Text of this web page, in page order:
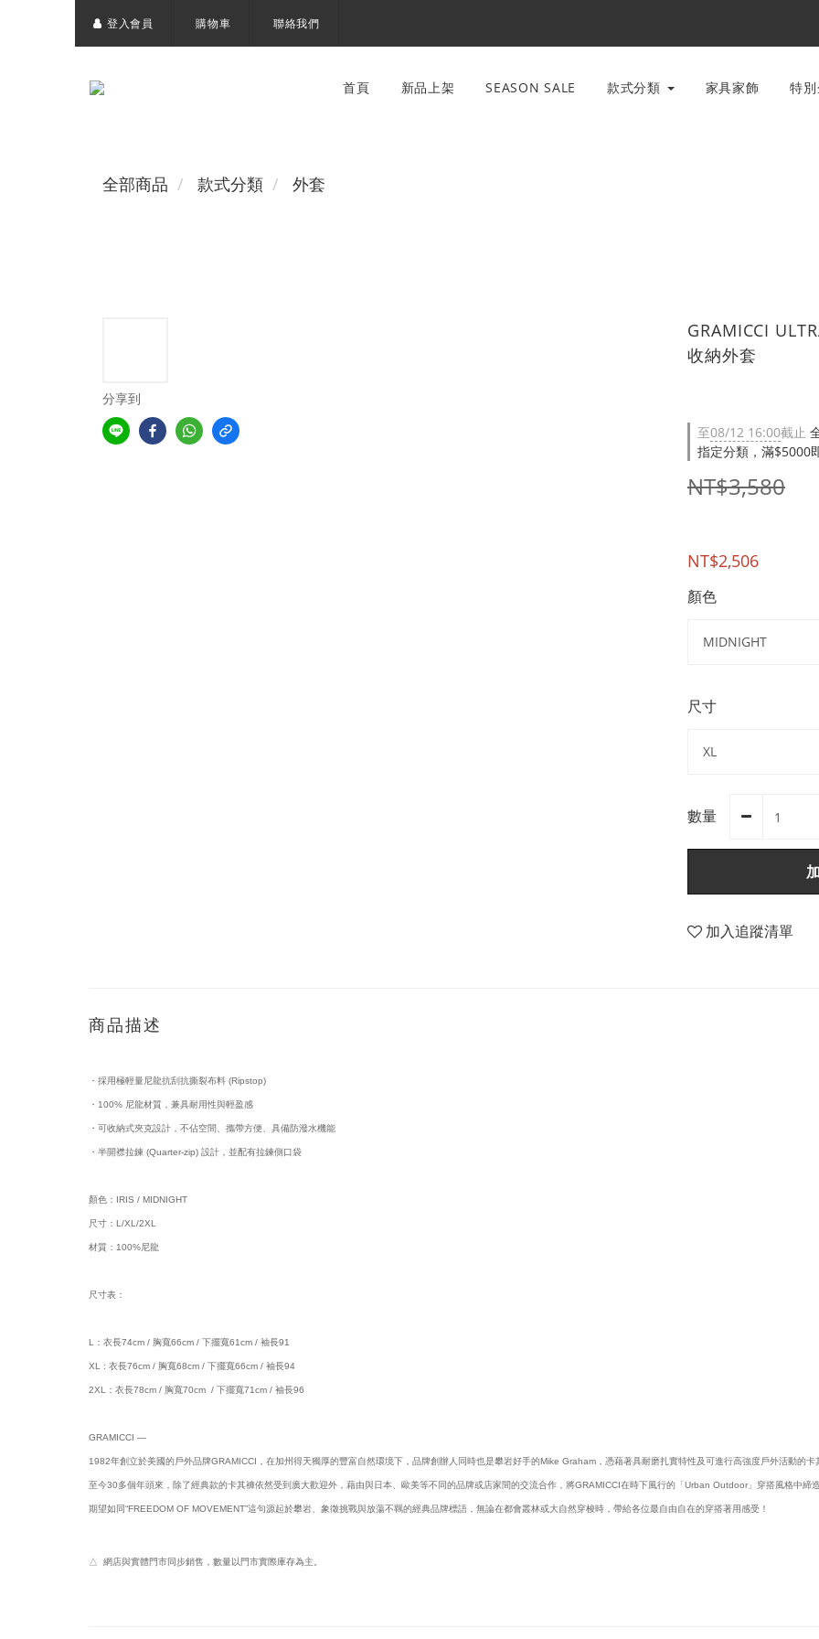
登入會員 購物車 聯絡我們
首頁 新品上架 SEASON SALE 款式分類 家具家飾 特
全部商品 款式分類 外套
分享到
GRAMICCI
收納外套
至08/12 16:00截止
指定分類，滿$5000
NT$3,580
NT$2,506
顏色
尺寸
數量
加入追蹤清單
商品描述
・採用極輕量尼龍抗刮抗撕裂布料 (Ripstop)
・100% 尼龍材質，兼具耐用性與輕盈感
・可收納式夾克設計，不佔空間、攜帶方便、具備防潑水機能
・半開襟拉鍊 (Quarter-zip) 設計，並配有拉鍊側口袋
顏色：IRIS / MIDNIGHT
尺寸：L/XL/2XL
材質：100%尼龍
尺寸表：
L：衣長74cm / 胸寬66cm / 下擺寬61cm / 袖長91
XL : 衣長76cm / 胸寬68cm / 下擺寬66cm / 袖長94
2XL：衣長78cm / 胸寬70cm / 下擺寬71cm / 袖長96
GRAMICCI —
1982年創立於美國的戶外品牌GRAMICCI，在加州得天獨厚的豐富自然環境下，品牌創辦人同時也是攀岩好手的Mike Graham，憑藉著具耐磨扎實特性及可進行高強度戶外活動的卡
至今30多個年頭來，除了經典款的卡其褲依然受到廣大歡迎外，藉由與日本、歐美等不同的品牌或店家間的交流合作，將GRAMICCI在時下風行的「Urban Outdoor」穿搭風格中締
期望如同“FREEDOM OF MOVEMENT”這句源起於攀岩、象徵挑戰與放蕩不羈的經典品牌標語，無論在都會叢林或大自然穿梭時，帶給各位最自由自在的穿搭著用感受！
△ 網店與實體門市同步銷售，數量以門市實際庫存為主。